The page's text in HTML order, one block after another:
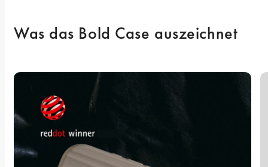
Was das Bold Case auszeichnet